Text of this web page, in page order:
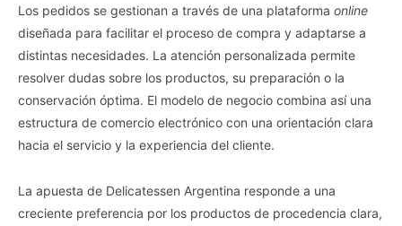
Los pedidos se gestionan a través de una plataforma online
diseñada para facilitar el proceso de compra y adaptarse a
distintas necesidades. La atención personalizada permite
resolver dudas sobre los productos, su preparación o la
conservación óptima. El modelo de negocio combina así una
estructura de comercio electrónico con una orientación clara
hacia el servicio y la experiencia del cliente.
La apuesta de Delicatessen Argentina responde a una
creciente preferencia por los productos de procedencia clara,